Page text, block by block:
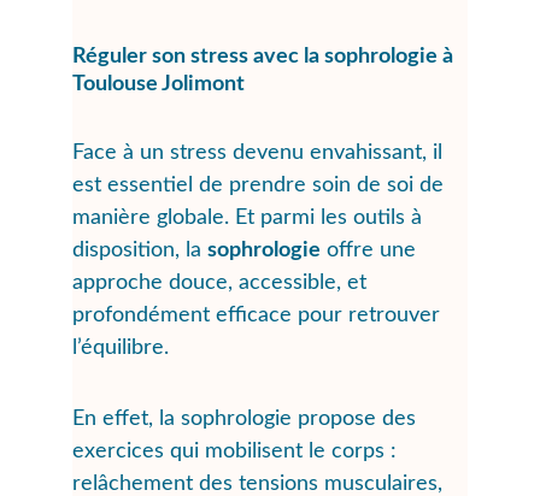
Réguler son stress avec la sophrologie à
Toulouse Jolimont
Face à un stress devenu envahissant, il
est essentiel de prendre soin de soi de
manière globale. Et parmi les outils à
disposition, la sophrologie offre une
approche douce, accessible, et
profondément efficace pour retrouver
l’équilibre.
En effet, la sophrologie propose des
exercices qui mobilisent le corps :
relâchement des tensions musculaires,